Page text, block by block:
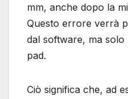
mm, anche dopo la
Questo errore verrà
dal software, ma
pad.
Ciò significa che, ad